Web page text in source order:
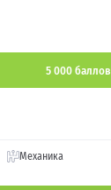
5 000 баллов
Механика